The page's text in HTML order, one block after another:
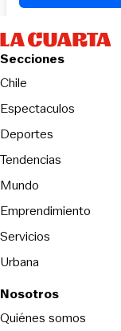
Secciones
Chile
Espectaculos
Deportes
Tendencias
Mundo
Emprendimiento
Servicios
Urbana
Nosotros
Quiénes somos